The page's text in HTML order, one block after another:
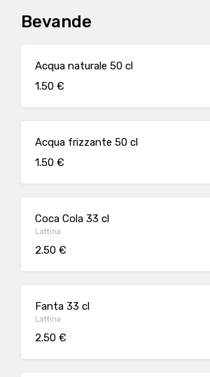
Bevande
Acqua naturale 50 cl
1.50 €
Acqua frizzante 50 cl
1.50 €
Coca Cola 33 cl
Lattina
2.50 €
Fanta 33 cl
Lattina
2.50 €